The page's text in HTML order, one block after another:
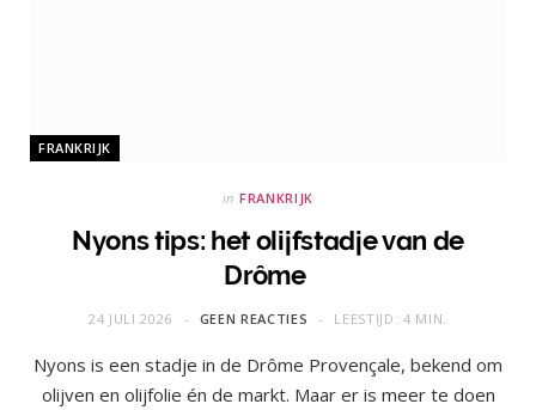
FRANKRIJK
in FRANKRIJK
Nyons tips: het olijfstadje van de
Drôme
24 JULI 2026 GEEN REACTIES LEESTIJD: 4 MIN.
Nyons is een stadje in de Drôme Provençale, bekend om
olijven en olijfolie én de markt. Maar er is meer te doen